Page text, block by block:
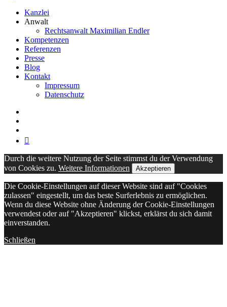
Close
Menu
Kanzlei
Anwalt
Rechtsanwalt Maximilian Endler
Kompetenzen
Referenzen
Presse
Blog
Kontakt
Impressum
Datenschutz
vine
Durch die weitere Nutzung der Seite stimmst du der Verwendung
von Cookies zu. Weitere Informationen Akzeptieren
Die Cookie-Einstellungen auf dieser Website sind auf "Cookies
zulassen" eingestellt, um das beste Surferlebnis zu ermöglichen.
Wenn du diese Website ohne Änderung der Cookie-Einstellungen
verwendest oder auf "Akzeptieren" klickst, erklärst du sich damit
einverstanden.
Schließen